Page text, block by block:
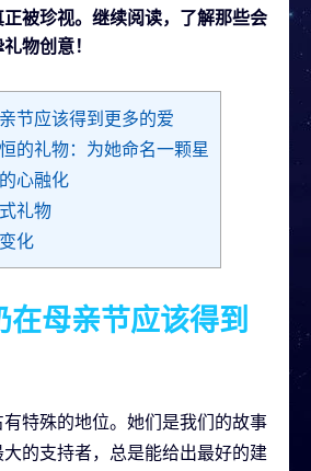
被珍视。继续阅读，了解那些会
物创意！
节应该得到更多的爱
的礼物：为她命名一颗星
心融化
礼物
化
在母亲节应该得到
特殊的地位。她们是我们的故事
的支持者，总是能给出最好的建